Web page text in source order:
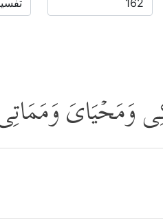
وَمَمَاتِی